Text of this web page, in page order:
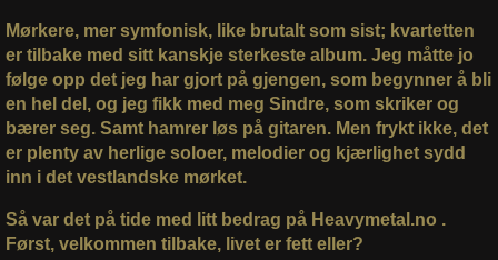
Mørkere, mer symfonisk, like brutalt som sist; kvartetten
er tilbake med sitt kanskje sterkeste album. Jeg måtte jo
følge opp det jeg har gjort på gjengen, som begynner å bli
en hel del, og jeg fikk med meg Sindre, som skriker og
bærer seg. Samt hamrer løs på gitaren. Men frykt ikke, det
er plenty av herlige soloer, melodier og kjærlighet sydd
inn i det vestlandske mørket.
Så var det på tide med litt bedrag på Heavymetal.no .
Først, velkommen tilbake, livet er fett eller?